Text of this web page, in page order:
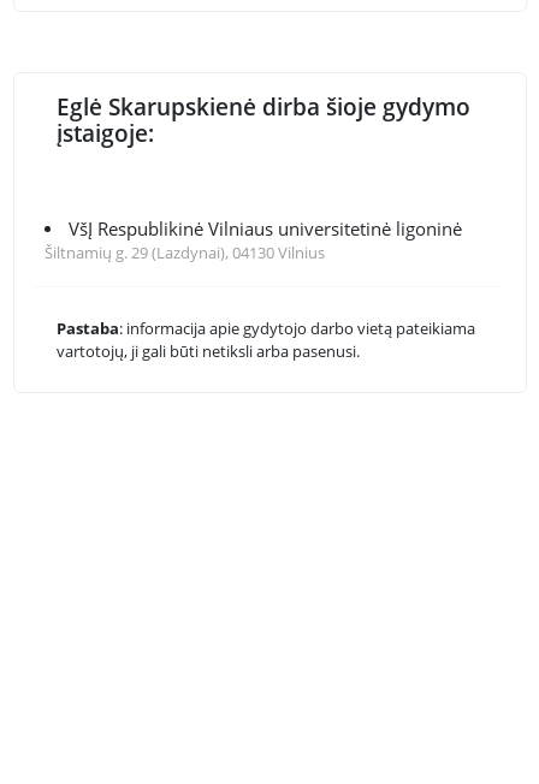
Eglė Skarupskienė dirba šioje gydymo
įstaigoje:
VšĮ Respublikinė Vilniaus universitetinė ligoninė
Šiltnamių g. 29 (Lazdynai), 04130 Vilnius
Pastaba: informacija apie gydytojo darbo vietą pateikiama
vartotojų, ji gali būti netiksli arba pasenusi.